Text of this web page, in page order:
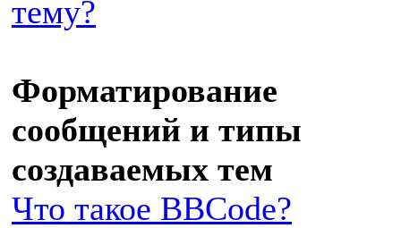
тему?
Форматирование
сообщений и типы
создаваемых тем
Что такое BBCode?